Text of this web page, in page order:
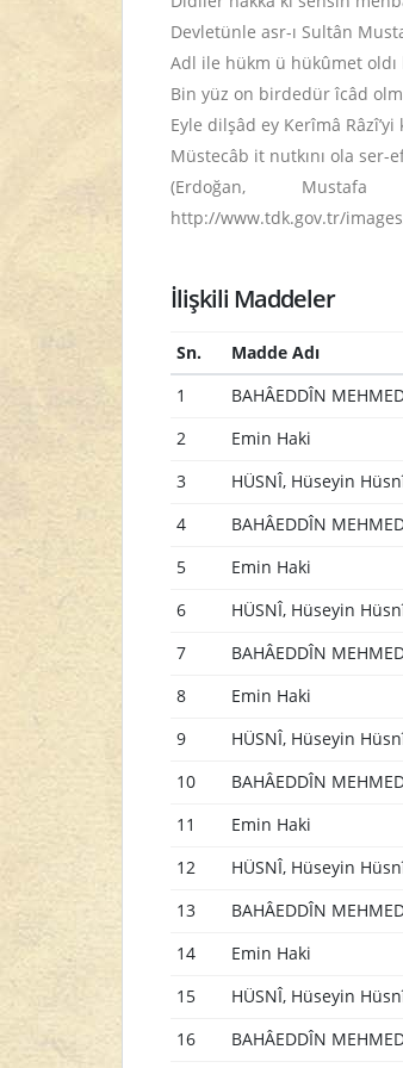
Devletünle asr-ı Sultân
Adl ile hükm ü hükûmet
Bin yüz on birdedür îcâd
Eyle dilşâd ey Kerîmâ
Müstecâb it nutkını ola ser-
(Erdoğan,
http://www.tdk.gov.tr/
İlişkili Maddeler
Sn. Madde Adı
1
BAHÂEDDÎN
2 Emin Haki
3 HÜSNÎ, Hüseyin
4 BAHÂEDDÎN
5 Emin Haki
6 HÜSNÎ, Hüseyin
7 BAHÂEDDÎN
8 Emin Haki
9 HÜSNÎ, Hüseyin
10 BAHÂEDDÎN
11 Emin Haki
12 HÜSNÎ, Hüseyin
13 BAHÂEDDÎN
14 Emin Haki
15 HÜSNÎ, Hüseyin
16 BAHÂEDDÎN